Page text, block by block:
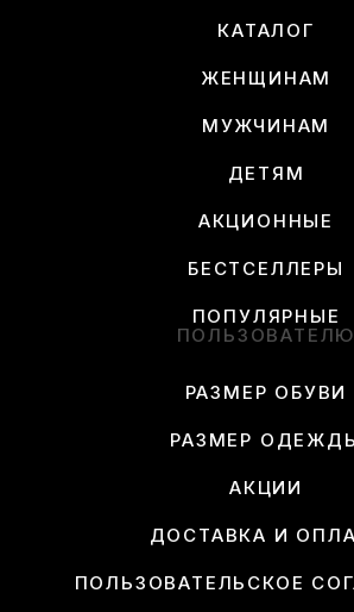
КАТАЛОГ
ЖЕНЩИНАМ
МУЖЧИНАМ
ДЕТЯМ
АКЦИОННЫЕ
БЕСТСЕЛЛЕРЫ
ПОПУЛЯРНЫЕ
ПОЛЬЗОВАТЕЛЮ
РАЗМЕР ОБУВИ
РАЗМЕР
АКЦИИ
ДОСТАВКА И
ПОЛЬЗОВАТЕЛЬСКОЕ